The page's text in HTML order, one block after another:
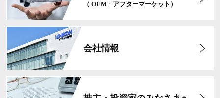
（ OEM・アフターマーケット）
会社情報